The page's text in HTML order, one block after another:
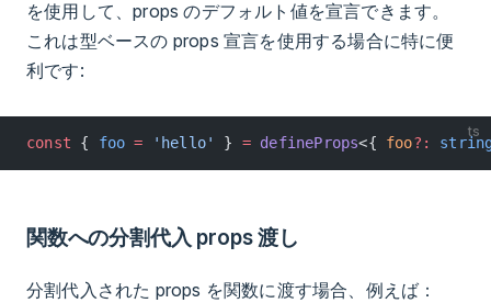
を使用して、props のデフォルト値を宣言できます。
これは型ベースの props 宣言を使用する場合に特に便
利です:
ts
const { foo = 'hello' } = defineProps<{ foo?:
関数への分割代入 props 渡し
分割代入された props を関数に渡す場合、例えば：